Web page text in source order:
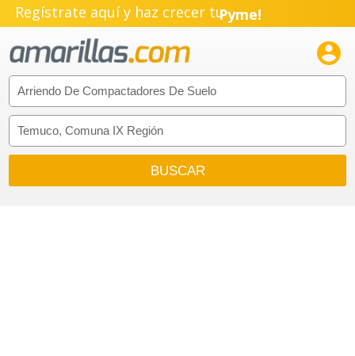
Regístrate aquí y haz crecer tuPyme!
Emprendimiento!
